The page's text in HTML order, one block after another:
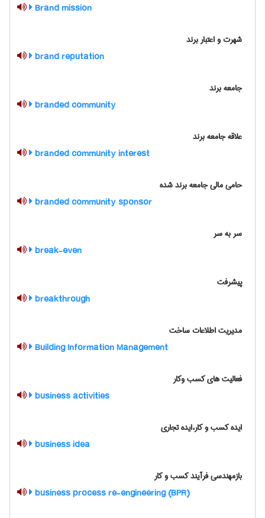
Brand mission
شهرت و اعتبار برند
brand reputation
جامعه برند
branded community
علاقه جامعه برند
branded community interest
حامی مالی جامعه برند شده
branded community sponsor
سر به سر
break-even
پیشرفت
breakthrough
مدیریت اطلاعات ساخت
Building Information Management
فعالیت های کسب وکار
business activities
ایده کسب و کار،ایده تجاری
business idea
بازمهندسی فرآیند کسب و کار
business process re-engineering (BPR)